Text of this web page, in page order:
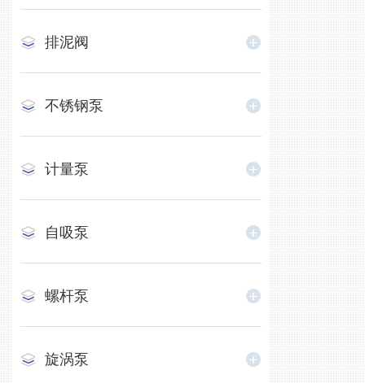
排泥阀
不锈钢泵
计量泵
自吸泵
螺杆泵
旋涡泵